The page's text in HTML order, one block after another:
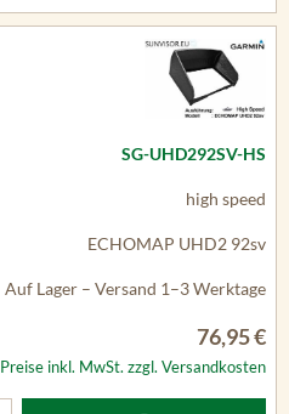
SG-UHD292SV-HS
high speed
ECHOMAP UHD2 92sv
Auf Lager – Versand 1–3 Werktage
76,95 €
Preise inkl. MwSt. zzgl. Versandkosten